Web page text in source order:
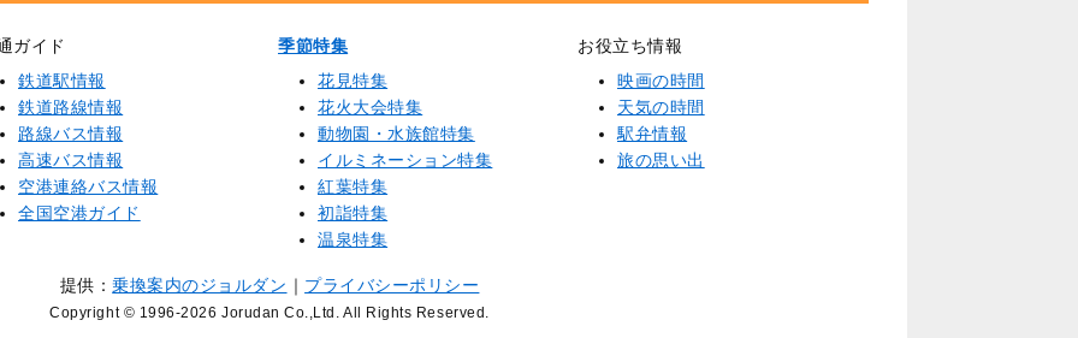
ガイド
鉄道駅情報
鉄道路線情報
路線バス情報
高速バス情報
空港連絡バス情報
全国空港ガイド
季節特集
花見特集
花火大会特集
動物園・水族館特集
イルミネーション特集
紅葉特集
初詣特集
温泉特集
お役立ち情報
映画の時間
天気の時間
駅弁情報
旅の思い出
提供：乗換案内のジョルダン ｜ プライバシーポリシー
Copyright © 1996-2026 Jorudan Co.,Ltd. All Rights Reserved.